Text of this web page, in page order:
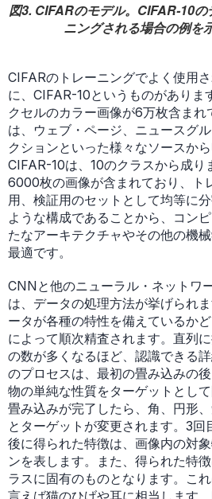
図3. CIFARのモデル。CIFAR-10
ニングされる場合の例を
CIFARのトレーニングでよく使用
に、CIFAR-10というものがありま
クセルのカラー画像が6万枚含ま
は、ウェブ・ページ、ニュースグ
クションといった様々なソースか
CIFAR-10は、10のクラスから成り
6000枚の画像が含まれており、ト
用、検証用のセットとして均等に
ような構成であることから、コン
たなアーキテクチャやその他の機
最適です。
CNNと他のニューラル・ネットワ
は、データの処理方法が挙げられ
ータが各種の特性を備えているか
によって順次精査されます。直列
の数が多くなるほど、認識できる
のプロセスは、最初の畳み込みの
物の単純な性質をターゲットとし
畳み込みが完了したら、角、円形
とターゲットが変更されます。3回
後に得られた特徴は、画像内の対
ンを表します。また、得られた特
ラスに固有のものとなります。こ